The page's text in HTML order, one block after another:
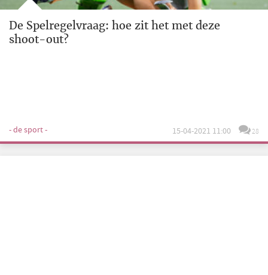
De Spelregelvraag: hoe zit het met deze
shoot-out?
- de sport - 15-04-2021 11:00 28